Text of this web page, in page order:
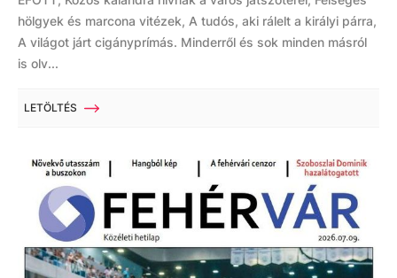
hölgyek és marcona vitézek, A tudós, aki rálelt a királyi párra,
A világot járt cigányprímás. Minderről és sok minden másról
is olv...
LETÖLTÉS